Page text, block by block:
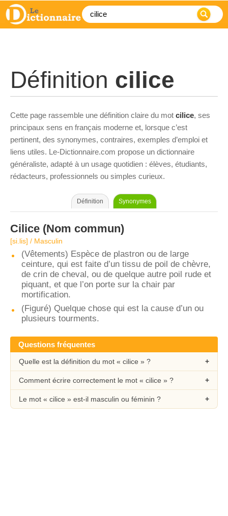
Définition cilice
Cette page rassemble une définition claire du mot cilice, ses
principaux sens en français moderne et, lorsque c’est
pertinent, des synonymes, contraires, exemples d’emploi et
liens utiles. Le-Dictionnaire.com propose un dictionnaire
généraliste, adapté à un usage quotidien : élèves, étudiants,
rédacteurs, professionnels ou simples curieux.
Définition Synonymes
Cilice (Nom commun)
[si.lis] / Masculin
(Vêtements) Espèce de plastron ou de large
ceinture, qui est faite d’un tissu de poil de chèvre,
de crin de cheval, ou de quelque autre poil rude et
piquant, et que l’on porte sur la chair par
mortification.
(Figuré) Quelque chose qui est la cause d’un ou
plusieurs tourments.
Questions fréquentes
Quelle est la définition du mot « cilice » ?
Comment écrire correctement le mot « cilice » ?
Le mot « cilice » est-il masculin ou féminin ?